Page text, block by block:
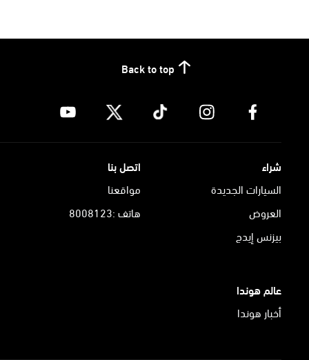
Back to top
شراء
السيارات الجديدة
العروض
بيزنس إيدج
اتصل بنا
مواقعنا
هاتف :8008123
عالم هوندا
أخبار هوندا